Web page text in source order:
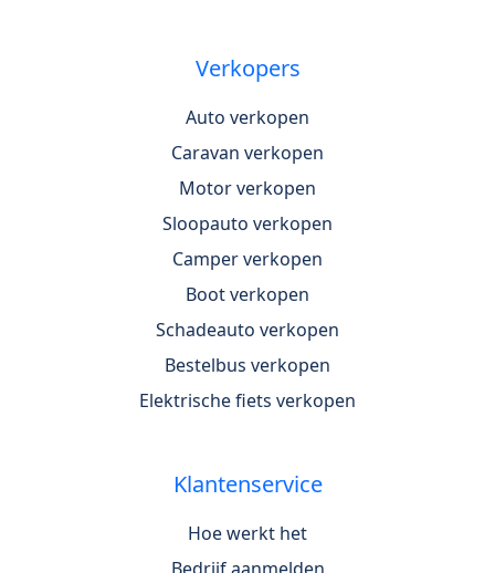
Verkopers
Auto verkopen
Caravan verkopen
Motor verkopen
Sloopauto verkopen
Camper verkopen
Boot verkopen
Schadeauto verkopen
Bestelbus verkopen
Elektrische fiets verkopen
Klantenservice
Hoe werkt het
Bedrijf aanmelden